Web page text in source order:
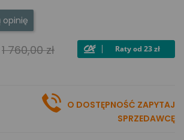
opinię
1 760,00 zł
O DOSTĘPNOŚĆ ZAPYTAJ
SPRZEDAWCĘ